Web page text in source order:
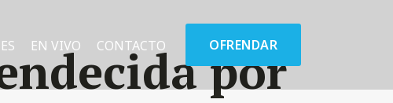
EN VIVO CONTACTO OFRENDAR
por